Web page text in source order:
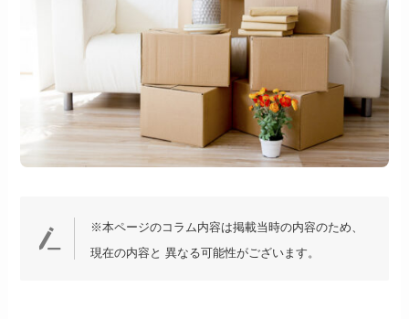
※本ページのコラム内容は掲載当時の内容のため、
現在の内容と 異なる可能性がございます。